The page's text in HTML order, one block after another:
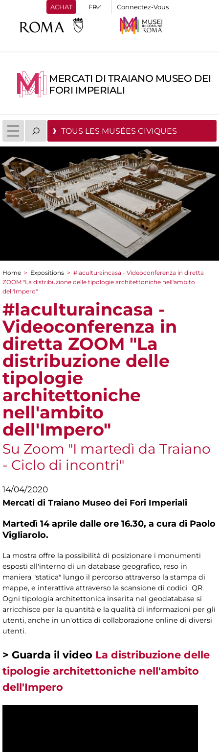
ACHAT Connectez-Vous
MERCATI DI TRAIANO MUSEO DEI
FORI IMPERIALI
TOUS LES MUSÉES CIVIQUES
You are here
Home > Expositions > #laculturaincasa - Videoconferenza in diretta
ZOOM​ "La distribuzione delle tipologie architettoniche nell'ambito
dell'Impero"
#laculturaincasa -
Videoconferenza in
diretta ZOOM​ "La
distribuzione delle
tipologie
architettoniche
nell'ambito
dell'Impero"
Su Zoom "I martedì da Traiano
- Ciclo di incontri"
14/04/2020
Mercati di Traiano Museo dei Fori Imperiali
Martedì 14 aprile dalle ore 16.30, a cura di Paolo
Vigliarolo.
La mostra offre la possibilità di posizionare i monumenti
esposti all'interno di un database geografico, reso in
maniera "statica" lungo il percorso attraverso la stampa di
mappe, e interattiva attraverso la scansione di codici QR.
Ogni tipologia architettonica inserita nel geodatabase si
arricchisce per la quantità e la qualità di informazioni per gli
utenti, anche in un'ottica di collaborazione online di diversi
utenti.
> Guarda il video La distribuzione delle
tipologie architettoniche nell'ambito
dell'Impero